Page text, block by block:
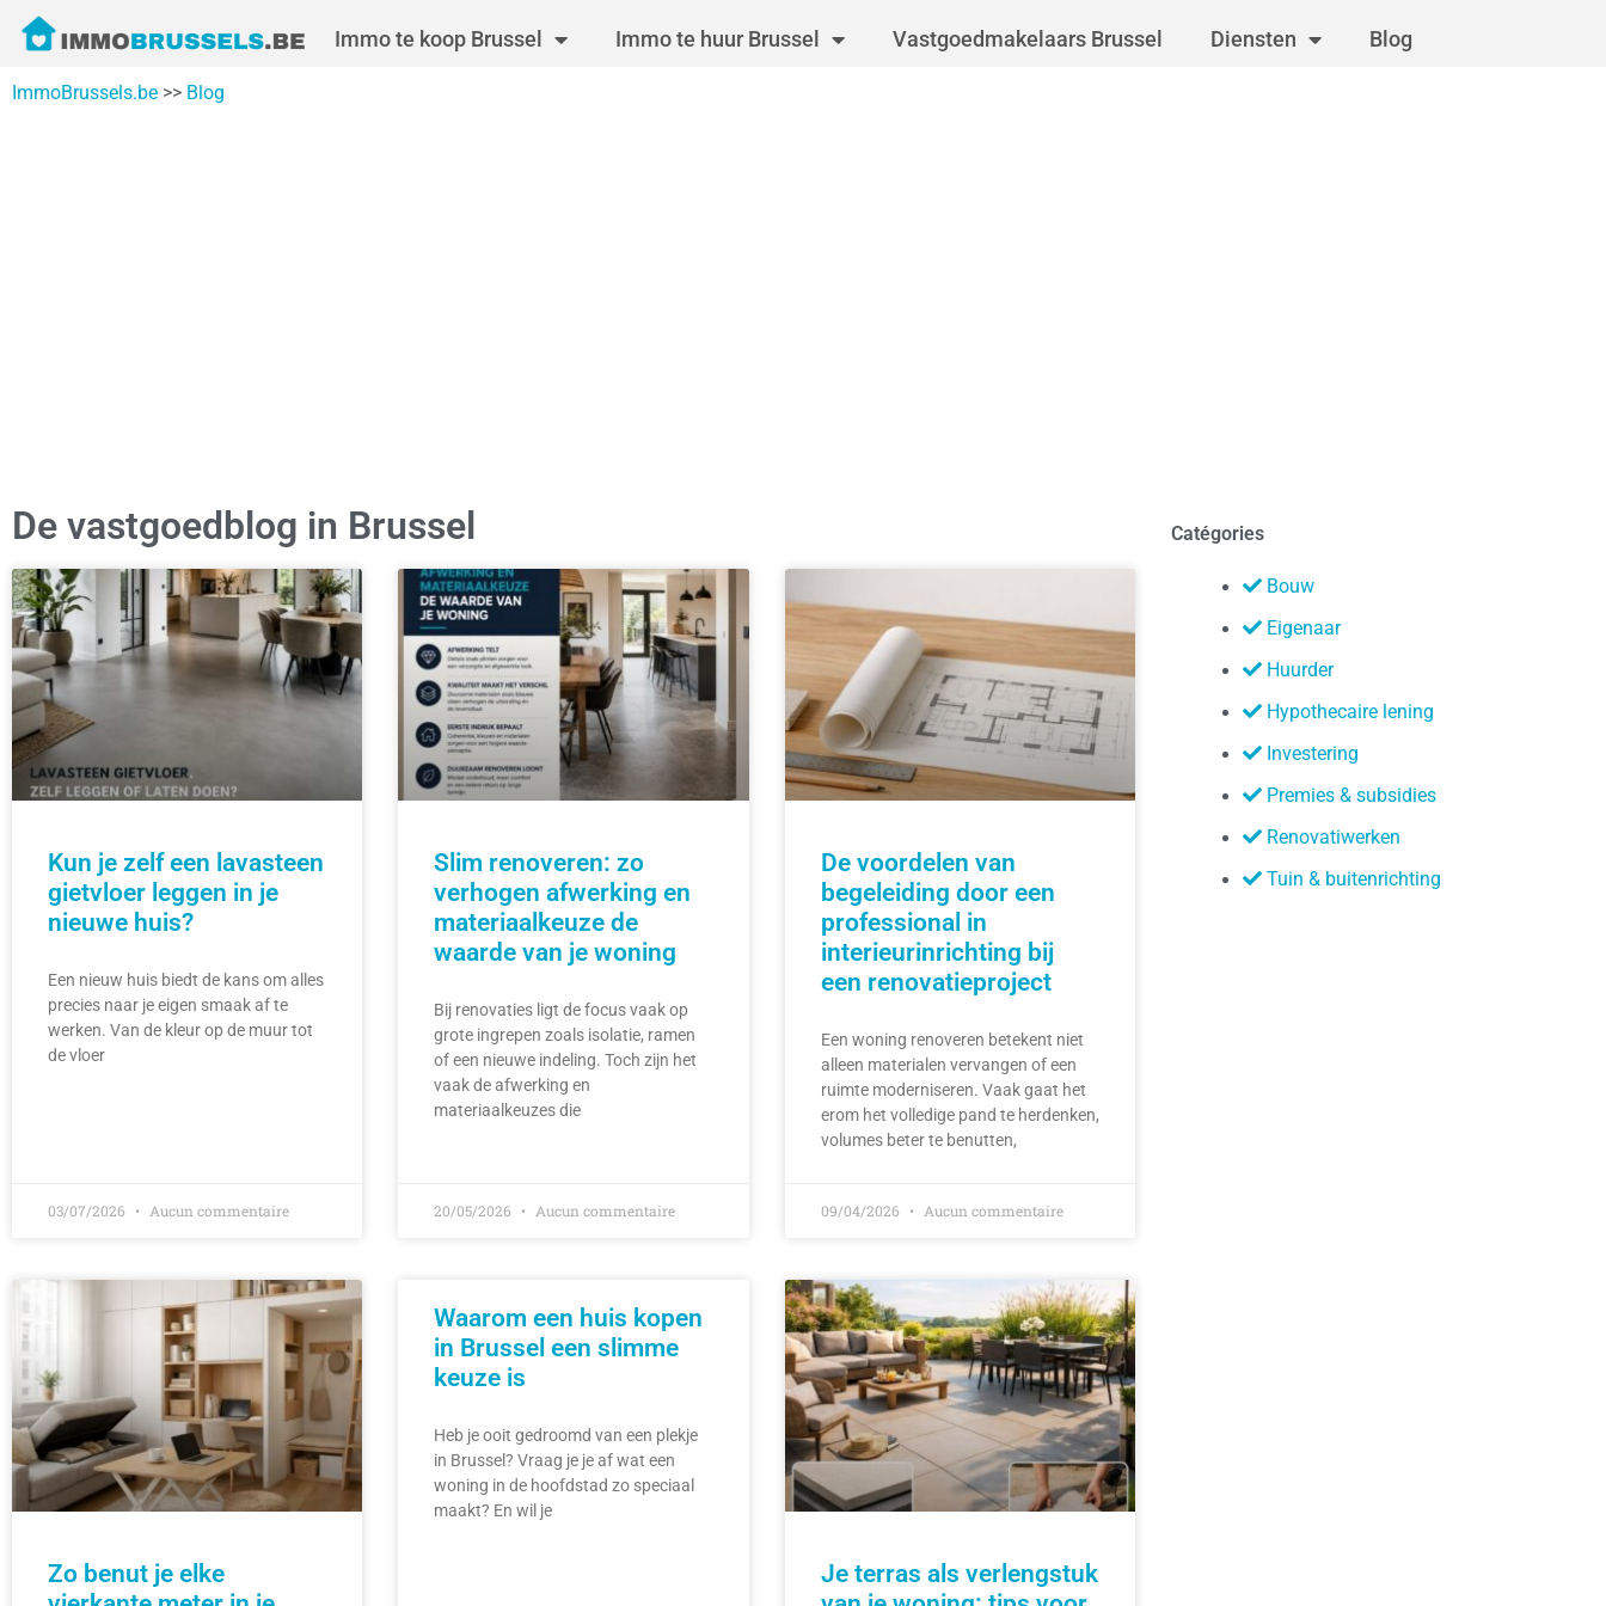
Immo te koop Brussel Immo te huur Brussel Vastgoedmakelaars Brussel Diensten Blog
ImmoBrussels.be >> Blog
De vastgoedblog in Brussel
Kun je zelf een lavasteen
gietvloer leggen in je
nieuwe huis?
Een nieuw huis biedt de kans om alles
precies naar je eigen smaak af te
werken. Van de kleur op de muur tot
de vloer
03/07/2026 Aucun commentaire
Slim renoveren: zo
verhogen afwerking en
materiaalkeuze de
waarde van je woning
Bij renovaties ligt de focus vaak op
grote ingrepen zoals isolatie, ramen
of een nieuwe indeling. Toch zijn het
vaak de afwerking en
materiaalkeuzes die
20/05/2026 Aucun commentaire
De voordelen van
begeleiding door een
professional in
interieurinrichting bij
een renovatieproject
Een woning renoveren betekent niet
alleen materialen vervangen of een
ruimte moderniseren. Vaak gaat het
erom het volledige pand te herdenken,
volumes beter te benutten,
09/04/2026 Aucun commentaire
Zo benut je elke
Waarom een huis kopen
in Brussel een slimme
keuze is
Heb je ooit gedroomd van een plekje
in Brussel? Vraag je je af wat een
woning in de hoofdstad zo speciaal
maakt? En wil je
Je terras als verlengstuk
Catégories
Bouw
Eigenaar
Huurder
Hypothecaire lening
Investering
Premies & subsidies
Renovatiwerken
Tuin & buitenrichting